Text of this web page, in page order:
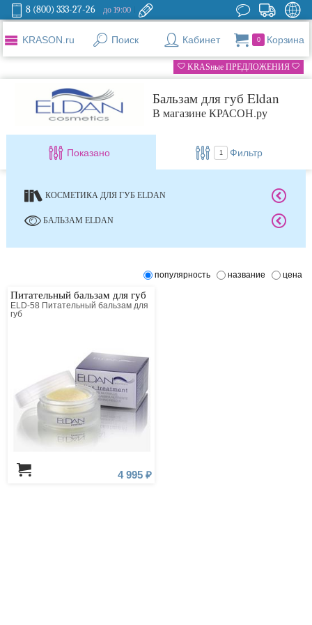
8 (800) 333-27-26 до 19:00
KRASON.ru Поиск Кабинет 0 Корзина
KRASные ПРЕДЛОЖЕНИЯ
Бальзам для губ Eldan
В магазине КРАСОН.ру
Показано 1 Фильтр
КОСМЕТИКА ДЛЯ ГУБ ELDAN
БАЛЬЗАМ ELDAN
популярность название цена
Питательный бальзам для губ
ELD-58 Питательный бальзам для
губ
4 995 ₽